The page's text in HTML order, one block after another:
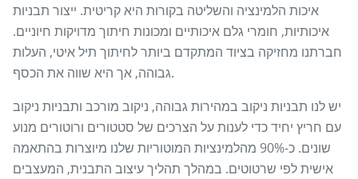
איכות הלמינציה והשליטה בקורות היא קריטית. ייצור תבניות
איכותיות, חומרי גלם איכותיים ומכונות חיתוך מדויקות חיוניים.
חברתנו מחזיקה בציוד המתקדם ביותר לחיתוך תיל איטי, העלות
גבוהה, אך היא שווה את הכסף.
יש לנו תבניות ניקוב במהירות גבוהה, ניקוב מורכב ותבניות ניקוב
עם חריץ יחיד כדי לענות על הצרכים של סטטורים ורוטורים מנוע
שונים. כ-90% מהלמינציות המוטוריות שלנו מיוצרות בהתאמה
אישית לפי שרטוטים. במהלך תהליך עיצוב התבנית, המעצבים